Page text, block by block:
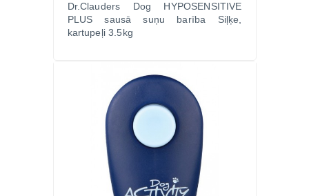
Dr.Clauders Dog HYPOSENSITIVE
PLUS sausā suņu barība Siļķe,
kartupeļi 3.5kg